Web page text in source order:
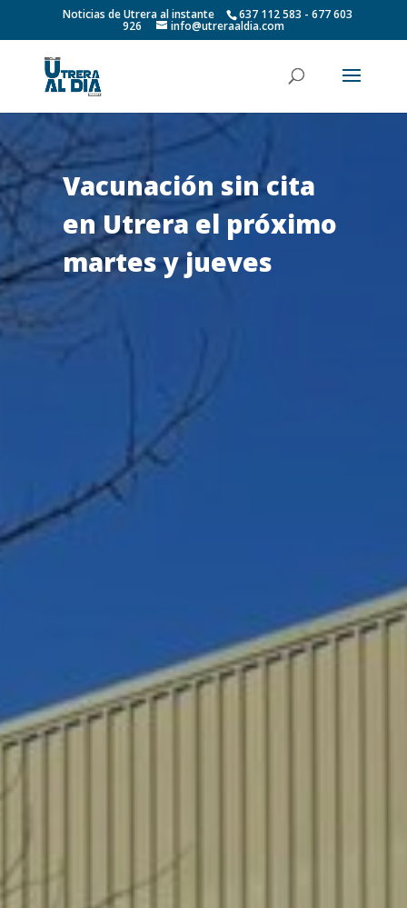
Noticias de Utrera al instante 637 112 583 - 677 603
926 info@utreraaldia.com
Vacunación sin cita
en Utrera el próximo
martes y jueves